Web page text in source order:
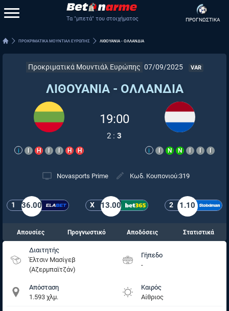
Τα "μπετά" του στοιχήματος ΠΡΟΓΝΩΣΤΙΚΑ
ΠΡΟΚΡΙΜΑΤΙΚΑ ΜΟΥΝΤΙΑΛ ΕΥΡΩΠΗΣ ΛΙΘΟΥΑΝΙΑ - ΟΛΛΑΝΔΙΑ
Προκριματικά Μουντιάλ Ευρώπης 07/09/2025 VAR
ΛΙΘΟΥΑΝΙΑ - ΟΛΛΑΝΔΙΑ
i Ι Η Ι Ι Η Η
19:00
2 :3
i Ι Ν Ν Ι Ι Ι
Novasports Prime Κωδ. Κουπονιού:319
1 36.00 X 13.00 2 1.10
Απουσίες Προγνωστικό Αποδόσεις Στατιστικά
Διαιτητής
Έλτσιν Μασίγεβ
(Αζερμπαϊτζάν)
Γήπεδο
-
Απόσταση
1.593 χλμ.
Καιρός
Αίθριος